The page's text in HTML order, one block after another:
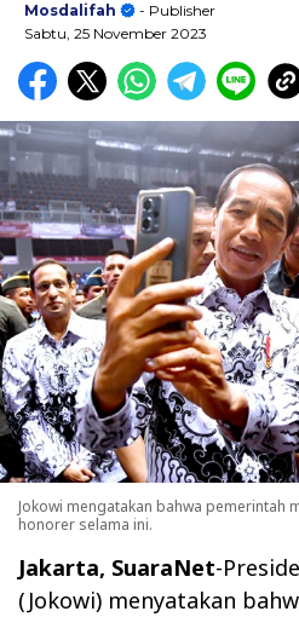
Mosdalifah
- Publisher
Sabtu, 25 November 2023
Jokowi mengatakan bahwa pemerintah
honorer selama ini.
Jakarta, SuaraNet-
(Jokowi) menyatakan